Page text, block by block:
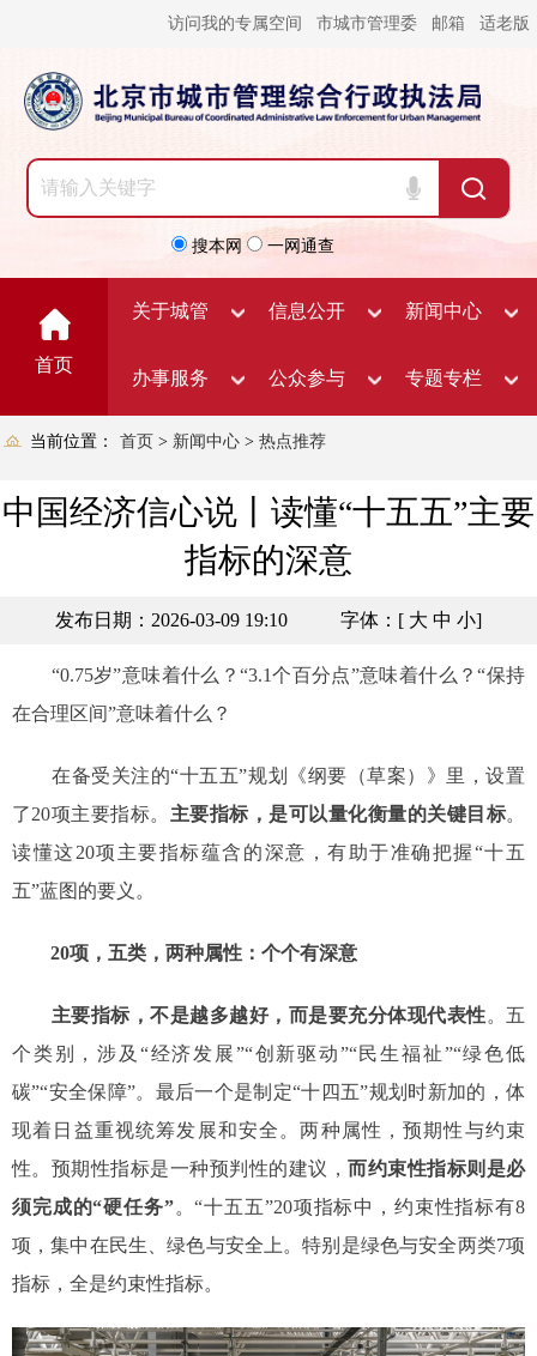
访问我的专属空间 市城市管理委 邮箱 适老版
搜本网 一网通查
首页
关于城管 信息公开 新闻中心
办事服务 公众参与 专题专栏
当前位置： 首页 > 新闻中心 > 热点推荐
中国经济信心说丨读懂“十五五”主要
指标的深意
发布日期：2026-03-09 19:10 字体：[ 大 中 小]
“0.75岁”意味着什么？“3.1个百分点”意味着什么？“保持
在合理区间”意味着什么？
在备受关注的“十五五”规划《纲要（草案）》里，设置
了20项主要指标。 主要指标，是可以量化衡量的关键目标。
读懂这20项主要指标蕴含的深意，有助于准确把握“十五
五”蓝图的要义。
20项，五类，两种属性：个个有深意
主要指标，不是越多越好，而是要充分体现代表性。五
个类别，涉及“经济发展”“创新驱动”“民生福祉”“绿色低
碳”“安全保障”。最后一个是制定“十四五”规划时新加的，体
现着日益重视统筹发展和安全。两种属性，预期性与约束
性。预期性指标是一种预判性的建议，而约束性指标则是必
须完成的“硬任务”。“十五五”20项指标中，约束性指标有8
项，集中在民生、绿色与安全上。特别是绿色与安全两类7项
指标，全是约束性指标。